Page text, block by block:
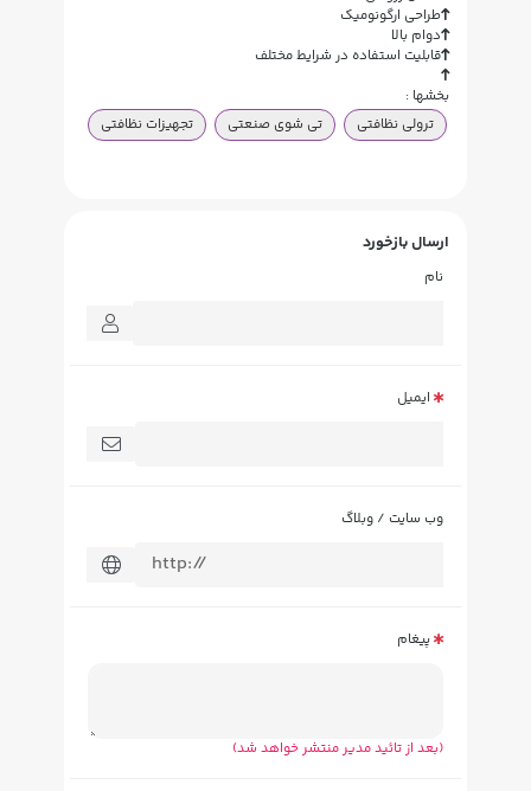
طراحی ارگونومیک
دوام بالا
قابلیت استفاده در شرایط مختلف
بخشها :
ترولی نظافتی
تی شوی صنعتی تجهیزات نظافتی
ارسال بازخورد
نام
ایمیل
وب سایت / وبلاگ
پیغام
(بعد از تائید مدیر منتشر خواهد شد)